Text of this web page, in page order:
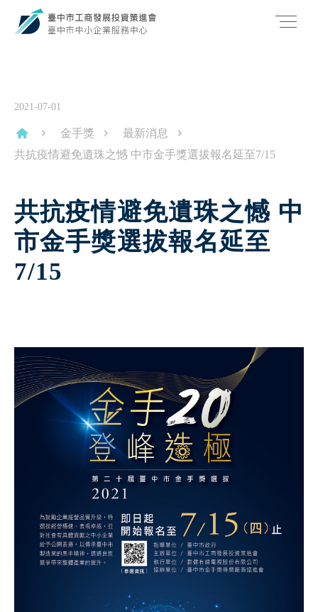
2021-07-01
金手獎
最新消息
共抗疫情避免遺珠之憾 中市金手獎選拔報名延至7/15
共抗疫情避免遺珠之憾 中
市金手獎選拔報名延至
7/15